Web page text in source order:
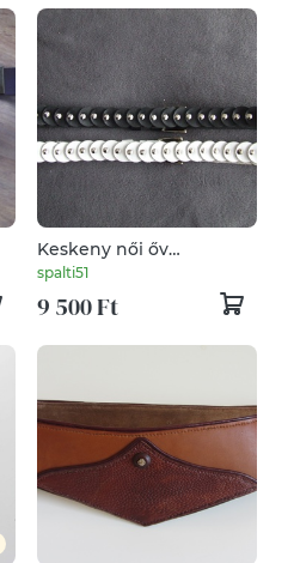
Keskeny női őv
karikákból
spalti51
9 500 Ft